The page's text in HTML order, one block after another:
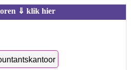
⇓ klik hier